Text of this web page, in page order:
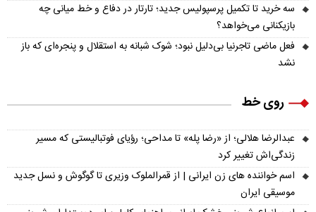
سه خرید تا تکمیل پرسپولیس جدید؛ تارتار در دفاع و خط میانی چه
بازیکنانی می‌خواهد؟
فعل ماضی تاجرنیا بی‌دلیل نبود؛ شوک شبانه به استقلال و پنجره‌ای که باز
نشد
روی خط
عبدالرضا هلالی؛ از «رضا پله» تا مداحی؛ رؤیای فوتبالیستی که مسیر
زندگی‌اش تغییر کرد
اسم خواننده های زن ایرانی | از قمرالملوک وزیری تا گوگوش و نسل جدید
موسیقی ایران